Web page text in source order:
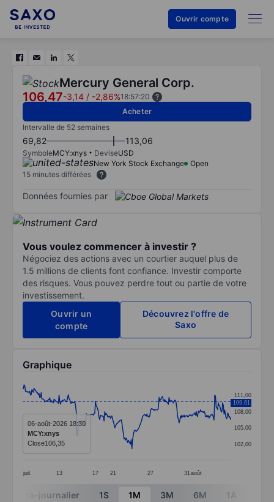
Ouvrir compte
Mercury General Corp.
106,47-3,14 / -2,86%18:57:20
Acheter
Intervalle de 52 semaines
69,82 113,06
SymboleMCY:xnys DeviseUSD
New York Stock Exchange
Open
15 minutes différées
Données fournies par
Vous voulez commencer à investir ?
Négociez des actions avec un courtier auquel plus de
1.5 millions de clients font confiance. Investir comporte
des risques. Vous pouvez perdre tout ou partie de votre
investissement.
Ouvrir un
compte
Découvrez l'offre de
Saxo
Graphique
Line chart with 293 data points.
The chart has 1 X axis displaying categories.
The chart has 1 Y axis displaying values. Data ranges
juil. 13 17 21 27 31 août
102,00
105,00
108,00
111,00
109,61
06-août-2026 18:30
MCY:xnys
Close106,35
End of interactive chart.
Intra-journalier 1S 1M 3M 6M 1A